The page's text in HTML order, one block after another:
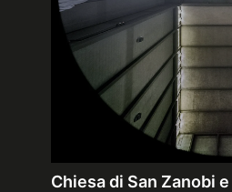
Chiesa di San Zanobi